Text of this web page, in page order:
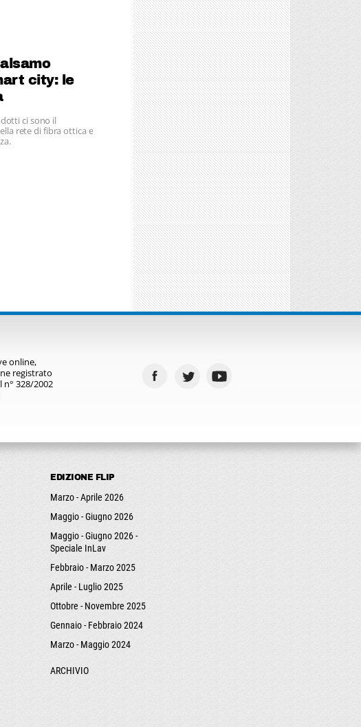
city: le
ci sono il
rete di fibra ottica e
online,
registrato
n° 328/2002
EDIZIONE FLIP
Marzo - Aprile 2026
Maggio - Giugno 2026
Maggio - Giugno 2026 -
Speciale InLav
Febbraio - Marzo 2025
Aprile - Luglio 2025
Ottobre - Novembre 2025
Gennaio - Febbraio 2024
Marzo - Maggio 2024
ARCHIVIO